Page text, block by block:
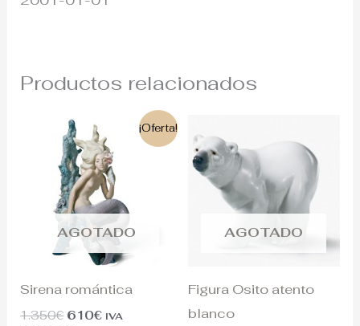
Productos relacionados
¡Oferta!
AGOTADO
Sirena romántica
1.350€
El
precio
original
era:
1.350€.
610€
precio
actual
es:
610€.
IVA
AGOTADO
Figura Osito atento
blanco